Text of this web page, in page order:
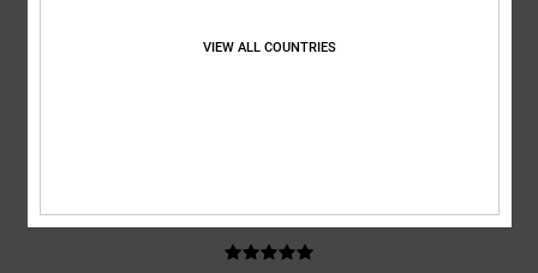
5/5
VIEW ALL COUNTRIES